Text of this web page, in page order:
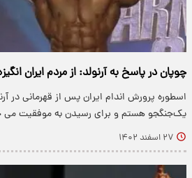
چوپان در پاسخ به آرنولد: از مردم ایران
اسطوره پرورش اندام ایران پس از قهرمانی در
یک‌جنگجو هستم و برای رسیدن به موفقیت می
۲۷ اسفند ۱۴۰۲